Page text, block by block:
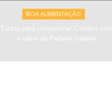
BOA ALIMENTAÇÃO
Tortas para comemorar: Celebre com
o sabor da Padaria Italiana